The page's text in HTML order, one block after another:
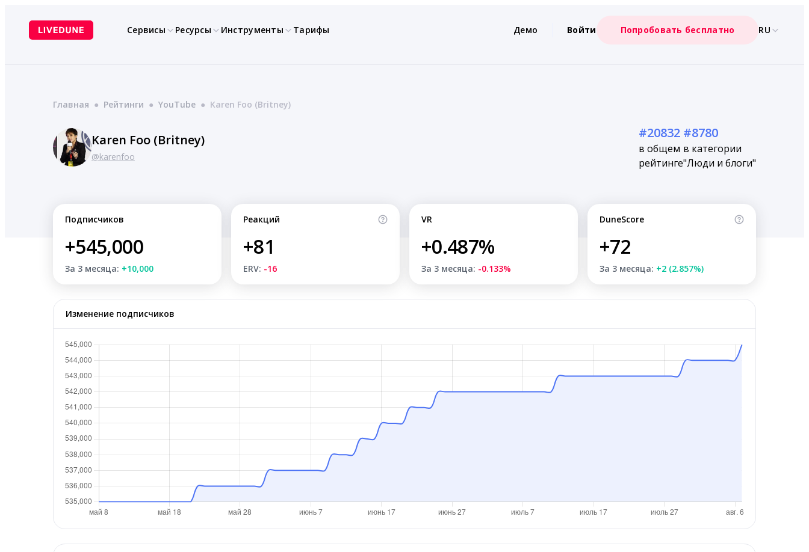
содержимому
Сервисы Ресурсы Инструменты Тарифы Демо Войти Попробовать бесплатно RU
Главная ● Рейтинги ● YouTube ● Karen Foo (Britney)
Karen Foo (Britney)
@karenfoo
#20832
в общем
рейтинге
#8780
в категории
"Люди и блоги"
Подписчиков
+545,000
За 3 месяца: +10,000
Реакций
+81
ERV: -16
VR
+0.487%
За 3 месяца: -0.133%
DuneScore
+72
За 3 месяца: +2 (2.857%)
Изменение подписчиков